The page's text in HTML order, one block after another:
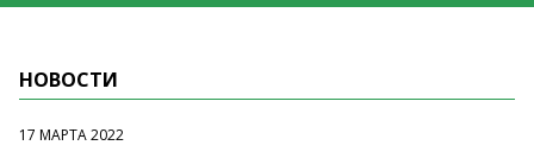
НОВОСТИ
17 МАРТА 2022